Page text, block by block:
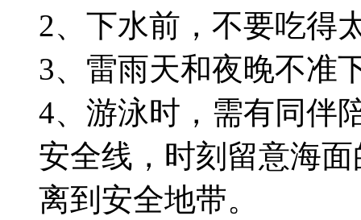
2、下水前，不要吃得
3、雷雨天和夜晚不准
4、游泳时，需有同伴
安全线，时刻留意海
离到安全地带。